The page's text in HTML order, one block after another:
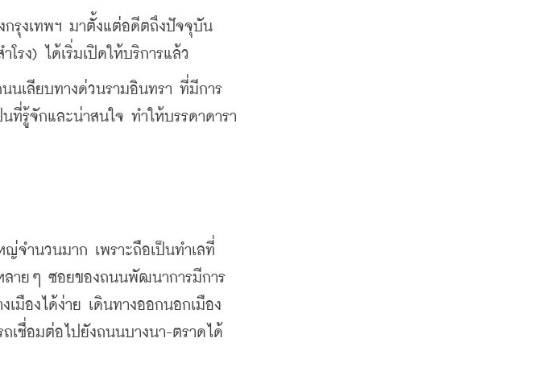
รุงเทพฯ มาตั้งแต่อดีตถึงปัจจุบัน
รง) ได้เริ่มเปิดให้บริการแล้ว
เลียบทางด่วนรามอินทรา ที่มีการ
ที่รู้จักและน่าสนใจ ทำให้บรรดาดารา
ำนวนมาก เพราะถือเป็นทำเลที่
ลายๆ ซอยของถนนพัฒนาการมีการ
เมืองได้ง่าย เดินทางออกนอกเมือง
เชื่อมต่อไปยังถนนบางนา-ตราดได้